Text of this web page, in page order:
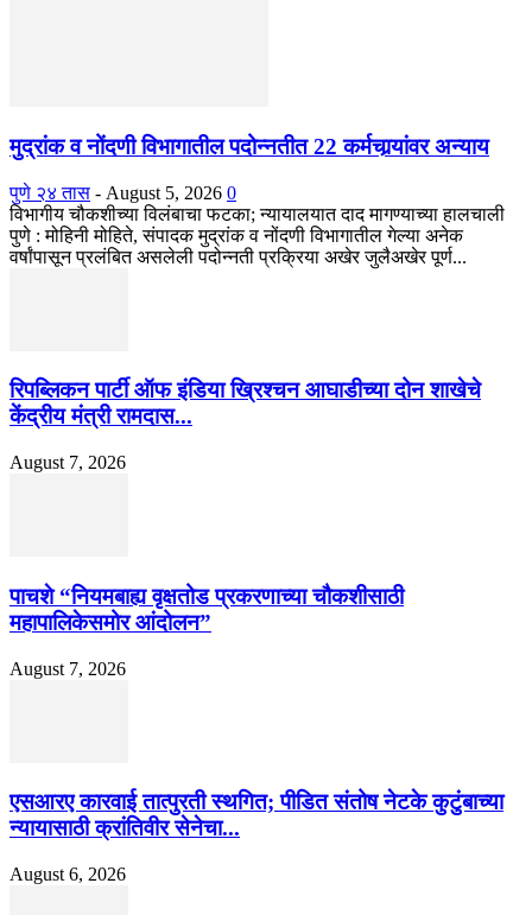
मुद्रांक व नोंदणी विभागातील पदोन्नतीत 22 कर्मचार्‍यांवर अन्याय
पुणे २४ तास - August 5, 2026 0
विभागीय चौकशीच्या विलंबाचा फटका; न्यायालयात दाद मागण्याच्या हालचाली
पुणे : मोहिनी मोहिते, संपादक मुद्रांक व नोंदणी विभागातील गेल्या अनेक
वर्षांपासून प्रलंबित असलेली पदोन्नती प्रक्रिया अखेर जुलैअखेर पूर्ण...
रिपब्लिकन पार्टी ऑफ इंडिया ख्रिश्चन आघाडीच्या दोन शाखेचे
केंद्रीय मंत्री रामदास...
August 7, 2026
पाचशे “नियमबाह्य वृक्षतोड प्रकरणाच्या चौकशीसाठी
महापालिकेसमोर आंदोलन”
August 7, 2026
एसआरए कारवाई तात्पुरती स्थगित; पीडित संतोष नेटके कुटुंबाच्या
न्यायासाठी क्रांतिवीर सेनेचा...
August 6, 2026